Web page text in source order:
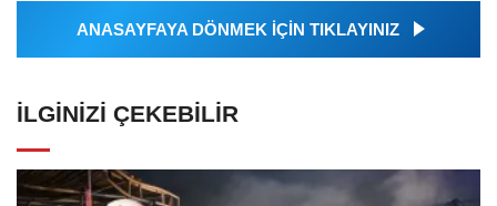
ANASAYFAYA DÖNMEK İÇİN TIKLAYINIZ
İLGINIZI ÇEKEBILIR